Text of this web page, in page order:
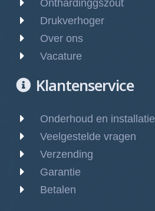
Onthardinggszout
Drukverhoger
Over ons
Vacature
Klantenservice
Onderhoud en installatie
Veelgestelde vragen
Verzending
Garantie
Betalen